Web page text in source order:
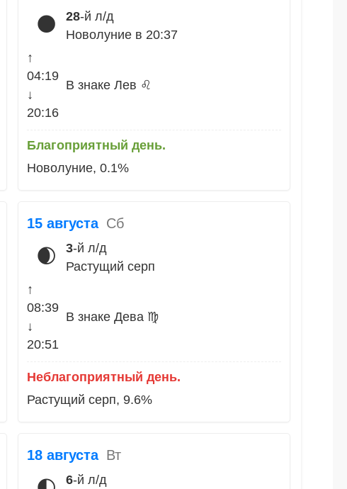
🌑 28-й л/д
Новолуние в 20:37
↑
04:19
↓
20:16
В знаке Лев ♌
Благоприятный день.
Новолуние, 0.1%
15 августа Сб
🌒 3-й л/д
Растущий серп
↑
08:39
↓
20:51
В знаке Дева ♍
Неблагоприятный день.
Растущий серп, 9.6%
18 августа Вт
6-й л/д